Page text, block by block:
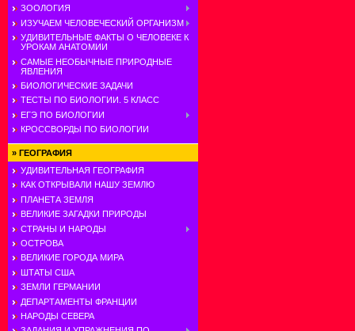
ЗООЛОГИЯ
ИЗУЧАЕМ ЧЕЛОВЕЧЕСКИЙ ОРГАНИЗМ
УДИВИТЕЛЬНЫЕ ФАКТЫ О ЧЕЛОВЕКЕ К
УРОКАМ АНАТОМИИ
САМЫЕ НЕОБЫЧНЫЕ ПРИРОДНЫЕ
ЯВЛЕНИЯ
БИОЛОГИЧЕСКИЕ ЗАДАЧИ
ТЕСТЫ ПО БИОЛОГИИ. 5 КЛАСС
ЕГЭ ПО БИОЛОГИИ
КРОССВОРДЫ ПО БИОЛОГИИ
» ГЕОГРАФИЯ
УДИВИТЕЛЬНАЯ ГЕОГРАФИЯ
КАК ОТКРЫВАЛИ НАШУ ЗЕМЛЮ
ПЛАНЕТА ЗЕМЛЯ
ВЕЛИКИЕ ЗАГАДКИ ПРИРОДЫ
СТРАНЫ И НАРОДЫ
ОСТРОВА
ВЕЛИКИЕ ГОРОДА МИРА
ШТАТЫ США
ЗЕМЛИ ГЕРМАНИИ
ДЕПАРТАМЕНТЫ ФРАНЦИИ
НАРОДЫ СЕВЕРА